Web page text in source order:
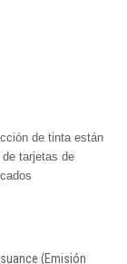
de tinta están
tarjetas de
(Emisión